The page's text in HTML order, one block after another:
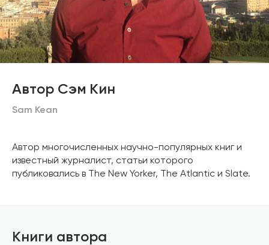
Автор Сэм Кин
Sam Kean
Автор многочисленных научно-популярных книг и
известный журналист, статьи которого
публиковались в The New Yorker, The Atlantic и Slate.
Книги автора